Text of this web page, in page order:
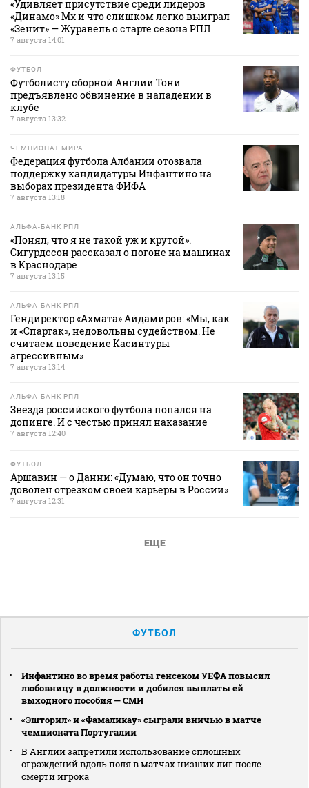
«Удивляет присутствие среди лидеров
«Динамо» Мх и что слишком легко выиграл
«Зенит» — Журавель о старте сезона РПЛ
7 августа 14:01
ФУТБОЛ
Футболисту сборной Англии Тони
предъявлено обвинение в нападении в
клубе
7 августа 13:32
ЧЕМПИОНАТ МИРА
Федерация футбола Албании отозвала
поддержку кандидатуры Инфантино на
выборах президента ФИФА
7 августа 13:18
АЛЬФА-БАНК РПЛ
«Понял, что я не такой уж и крутой».
Сигурдссон рассказал о погоне на машинах
в Краснодаре
7 августа 13:15
АЛЬФА-БАНК РПЛ
Гендиректор «Ахмата» Айдамиров: «Мы, как
и «Спартак», недовольны судейством. Не
считаем поведение Касинтуры
агрессивным»
7 августа 13:14
АЛЬФА-БАНК РПЛ
Звезда российского футбола попался на
допинге. И с честью принял наказание
7 августа 12:40
ФУТБОЛ
Аршавин — о Данни: «Думаю, что он точно
доволен отрезком своей карьеры в России»
7 августа 12:31
ЕЩЕ
ФУТБОЛ
Инфантино во время работы генсеком УЕФА повысил
любовницу в должности и добился выплаты ей
выходного пособия — СМИ
«Эшторил» и «Фамаликау» сыграли вничью в матче
чемпионата Португалии
В Англии запретили использование сплошных
ограждений вдоль поля в матчах низших лиг после
смерти игрока